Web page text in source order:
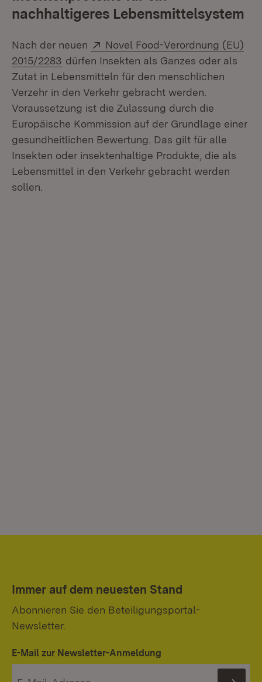
nachhaltigeres Lebensmittelsystem
Nach der neuen Extern:
Novel Food-Verordnung (EU)
2015/2283 (Öffnet in neuem Fenster)
dürfen Insekten als Ganzes oder als
Zutat in Lebensmitteln für den menschlichen
Verzehr in den Verkehr gebracht werden.
Voraussetzung ist die Zulassung durch die
Europäische Kommission auf der Grundlage einer
gesundheitlichen Bewertung. Das gilt für alle
Insekten oder insektenhaltige Produkte, die als
Lebensmittel in den Verkehr gebracht werden
sollen.
Immer auf dem neuesten Stand
Abonnieren Sie den Beteiligungsportal-
Newsletter.
E-Mail zur Newsletter-Anmeldung